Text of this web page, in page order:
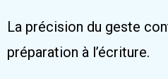
La précision du geste
préparation à l’écriture.